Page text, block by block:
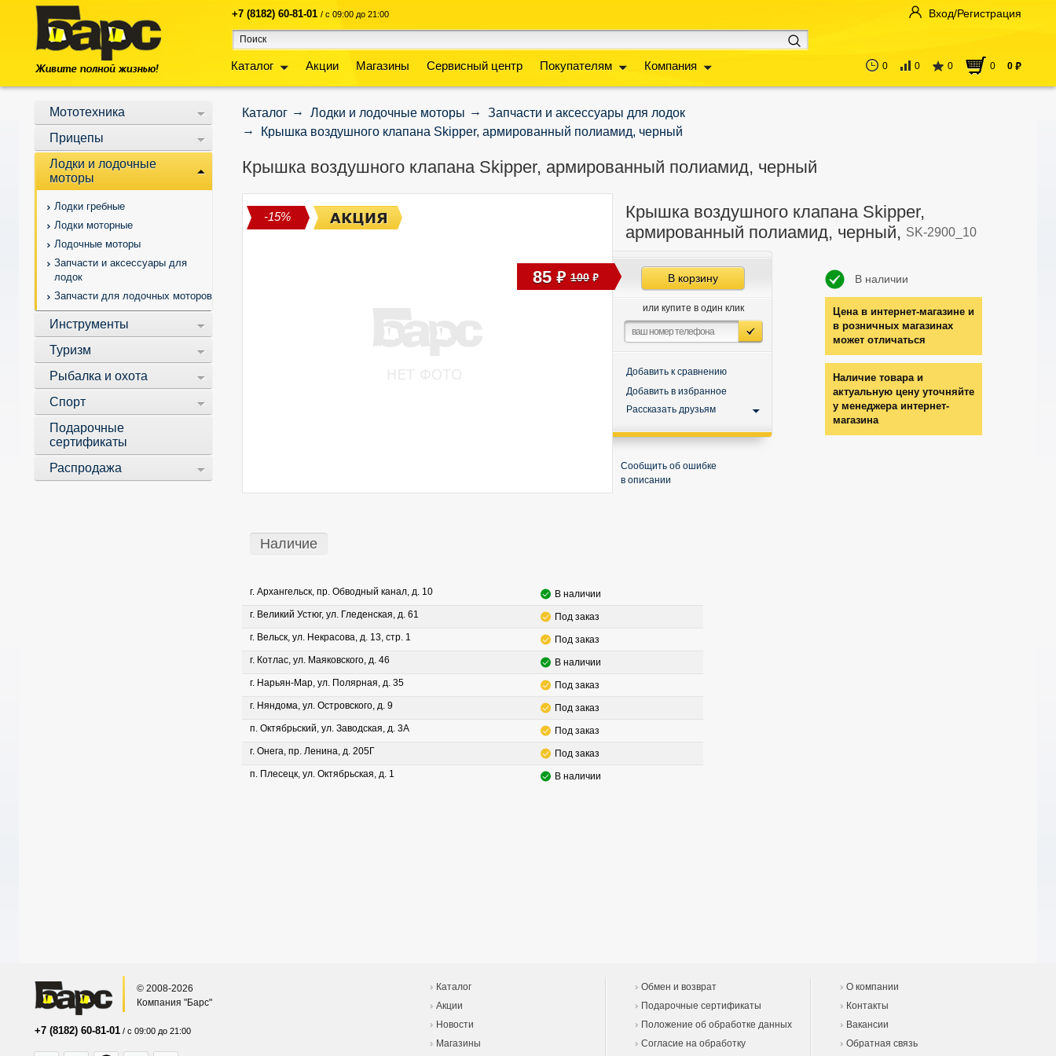
+7 (8182) 60-81-01 / с 09:00 до 21:00
Каталог Акции Магазины Сервисный центр Покупателям Компания
Вход/Регистрация
0 0 0 0 0 руб
Мототехника
Прицепы
Лодки и лодочные
моторы
Лодки гребные
Лодки моторные
Лодочные моторы
Запчасти и аксессуары для
лодок
Запчасти для лодочных моторов
Инструменты
Туризм
Рыбалка и охота
Спорт
Подарочные
сертификаты
Распродажа
Каталог Лодки и лодочные моторы
Запчасти и аксессуары для лодок
Крышка воздушного клапана Skipper, армированный полиамид, черный
Крышка воздушного клапана Skipper, армированный полиамид, черный
-15%
Крышка воздушного клапана Skipper,
армированный полиамид, черный, SK-2900_10
В наличии
Цена в интернет-магазине и
в розничных магазинах
может отличаться
Наличие товара и
актуальную цену уточняйте
у менеджера интернет-
магазина
В корзину
или купите в один клик
Добавить к сравнению
Добавить в избранное
Рассказать друзьям
Сообщить об ошибке
в описании
85 руб 100 руб
Наличие
г. Архангельск, пр. Обводный канал, д. 10
В наличии
г. Великий Устюг, ул. Гледенская, д. 61
Под заказ
г. Вельск, ул. Некрасова, д. 13, стр. 1
Под заказ
г. Котлас, ул. Маяковского, д. 46
В наличии
г. Нарьян-Мар, ул. Полярная, д. 35
Под заказ
г. Няндома, ул. Островского, д. 9
Под заказ
п. Октябрьский, ул. Заводская, д. 3А
Под заказ
г. Онега, пр. Ленина, д. 205Г
Под заказ
п. Плесецк, ул. Октябрьская, д. 1
В наличии
© 2008-2026
Компания "Барс"
+7 (8182) 60-81-01 / с 09:00 до 21:00
Каталог
Акции
Новости
Магазины
Обмен и возврат
Подарочные сертификаты
Положение об обработке данных
Согласие на обработку
О компании
Контакты
Вакансии
Обратная связь